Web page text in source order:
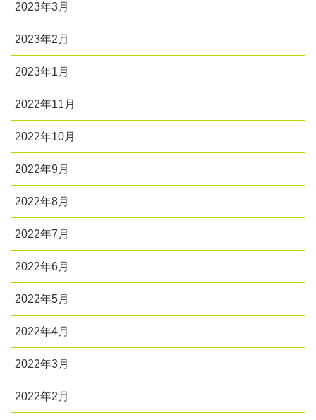
2023年3月
2023年2月
2023年1月
2022年11月
2022年10月
2022年9月
2022年8月
2022年7月
2022年6月
2022年5月
2022年4月
2022年3月
2022年2月